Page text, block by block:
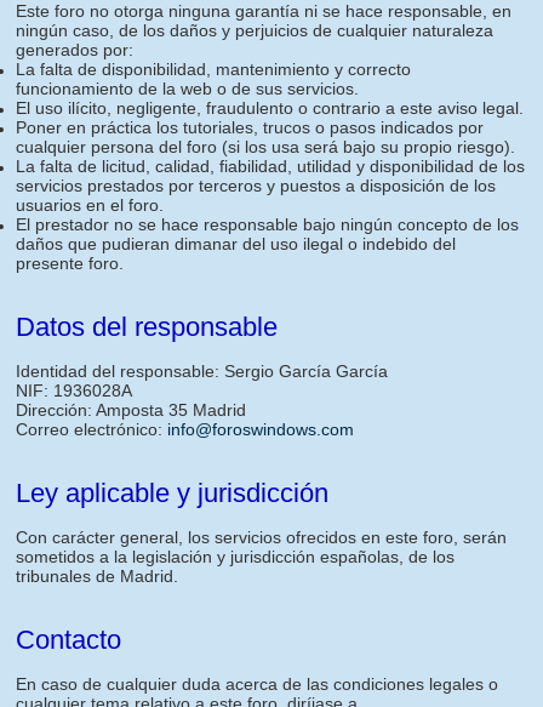
Este foro no otorga ninguna garantía ni se hace responsable, en
ningún caso, de los daños y perjuicios de cualquier naturaleza
generados por:
La falta de disponibilidad, mantenimiento y correcto
funcionamiento de la web o de sus servicios.
El uso ilícito, negligente, fraudulento o contrario a este aviso legal.
Poner en práctica los tutoriales, trucos o pasos indicados por
cualquier persona del foro (si los usa será bajo su propio riesgo).
La falta de licitud, calidad, fiabilidad, utilidad y disponibilidad de los
servicios prestados por terceros y puestos a disposición de los
usuarios en el foro.
El prestador no se hace responsable bajo ningún concepto de los
daños que pudieran dimanar del uso ilegal o indebido del
presente foro.
Datos del responsable
Identidad del responsable: Sergio García García
NIF: 1936028A
Dirección: Amposta 35 Madrid
Correo electrónico: info@foroswindows.com
Ley aplicable y jurisdicción
Con carácter general, los servicios ofrecidos en este foro, serán
sometidos a la legislación y jurisdicción españolas, de los
tribunales de Madrid.
Contacto
En caso de cualquier duda acerca de las condiciones legales o